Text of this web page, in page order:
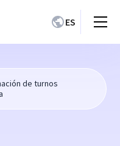
ES
de turnos